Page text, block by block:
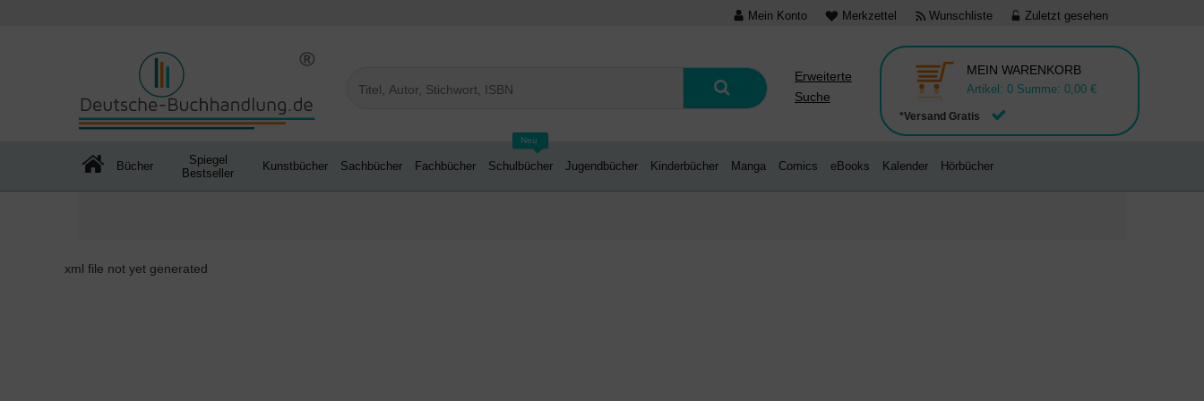
Mein Konto Merkzettel Wunschliste Zuletzt gesehen
Erweiterte
Suche
*Versand Gratis
MEIN WARENKORB
Artikel: 0 Summe: 0,00 €
Bücher
Spiegel
Bestseller
Kunstbücher Sachbücher Fachbücher
Neu
Schulbücher Jugendbücher Kinderbücher Manga Comics eBooks Kalender Hörbücher
xml file not yet generated